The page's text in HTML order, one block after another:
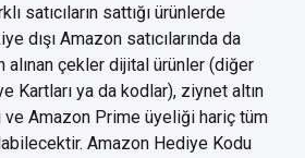
satıcıların sattığı ürünlerde
dışı Amazon satıcılarında da
alınan çekler dijital ürünler (diğer
Kartları ya da kodlar), ziynet altın
ve Amazon Prime üyeliği hariç tüm
Amazon Hediye Kodu